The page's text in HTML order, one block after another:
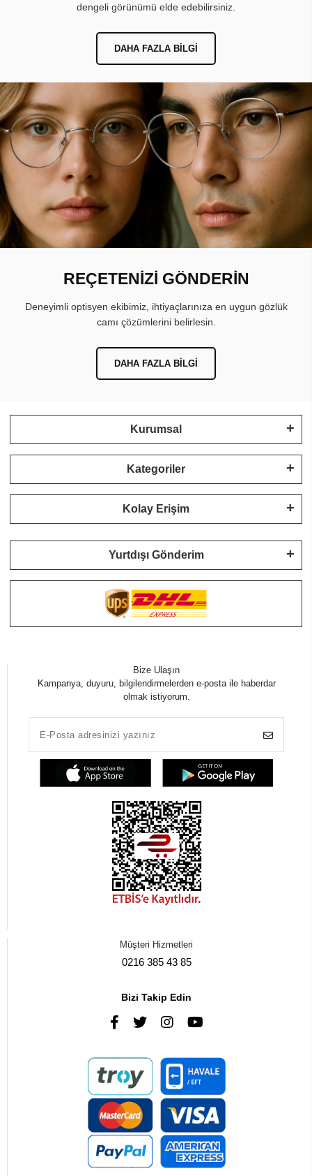
dengeli görünümü elde edebilirsiniz.
DAHA FAZLA BILGI
REÇETENİZİ GÖNDERİN
Deneyimli optisyen ekibimiz, ihtiyaçlarınıza en uygun gözlük
camı çözümlerini belirlesin.
DAHA FAZLA BILGI
Kurumsal
Kategoriler
Kolay Erişim
Yurtdışı Gönderim
Bize Ulaşın
Kampanya, duyuru, bilgilendirmelerden e-posta ile haberdar
olmak istiyorum.
Müşteri Hizmetleri
0216 385 43 85
Bizi Takip Edin